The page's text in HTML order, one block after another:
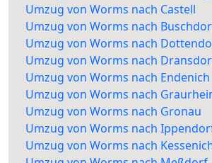
Umzug von Worms nach Castell
Umzug von Worms nach
Umzug von Worms nach
Umzug von Worms nach
Umzug von Worms nach Endenich
Umzug von Worms nach
Umzug von Worms nach Gronau
Umzug von Worms nach
Umzug von Worms nach